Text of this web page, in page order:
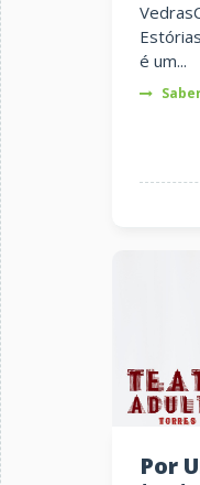
é um...
Por Um Fio - Nova Criação de